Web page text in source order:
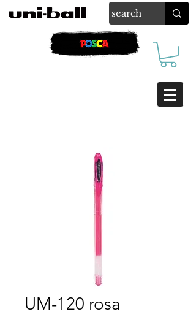
UM-120 rosa